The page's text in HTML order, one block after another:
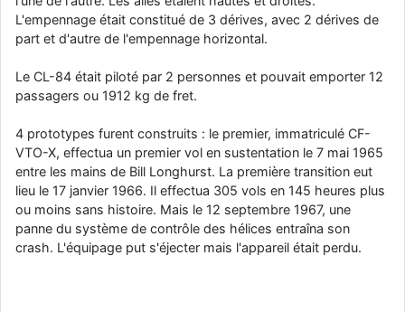
L'empennage était constitué de 3 dérives, avec 2 dérives de
part et d'autre de l'empennage horizontal.
Le CL-84 était piloté par 2 personnes et pouvait emporter 12
passagers ou 1912 kg de fret.
4 prototypes furent construits : le premier, immatriculé CF-
VTO-X, effectua un premier vol en sustentation le 7 mai 1965
entre les mains de Bill Longhurst. La première transition eut
lieu le 17 janvier 1966. Il effectua 305 vols en 145 heures plus
ou moins sans histoire. Mais le 12 septembre 1967, une
panne du système de contrôle des hélices entraîna son
crash. L'équipage put s'éjecter mais l'appareil était perdu.